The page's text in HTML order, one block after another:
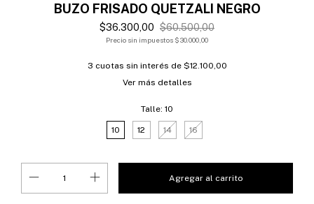
BUZO FRISADO QUETZALI NEGRO
$36.300,00 $60.500,00
Precio sin impuestos $30.000,00
3 cuotas sin interés de $12.100,00
Ver más detalles
Talle: 10
10 12 14 16